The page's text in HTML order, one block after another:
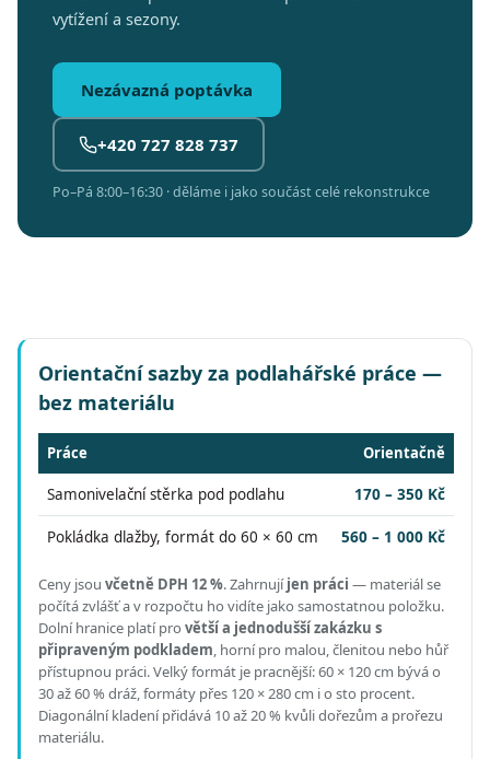
vytížení a sezony.
Nezávazná poptávka
+420 727 828 737
Po–Pá 8:00–16:30 · děláme i jako součást celé rekonstrukce
Orientační sazby za podlahářské práce —
bez materiálu
Práce Orientačně
Samonivelační stěrka pod podlahu 170 – 350 Kč
Pokládka dlažby, formát do 60 × 60 cm 560 – 1 000 Kč
Ceny jsou včetně DPH 12 %.Zahrnujíjen práci — materiál se
počítá zvlášť a v rozpočtu ho vidíte jako samostatnou položku.
Dolní hranice platí pro větší a jednodušší zakázku s
připraveným podkladem, horní pro malou, členitou nebo hůř
přístupnou práci.Velký formát je pracnější: 60 × 120 cm bývá o
30 až 60 % dráž, formáty přes 120 × 280 cm i o sto procent.
Diagonální kladení přidává 10 až 20 % kvůli dořezům a prořezu
materiálu.